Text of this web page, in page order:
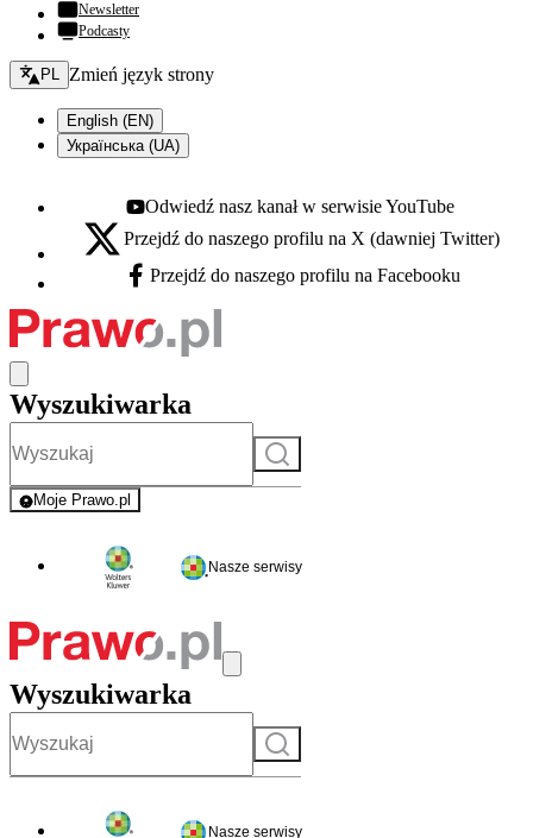
Newsletter
Podcasty
Zmień język - bieżący:
PL Zmień język strony
English (EN)
Українська (UA)
Youtube - otwiera się w nowej karcie
Odwiedź nasz kanał w serwisie YouTube
X - otwiera się w nowej karcie
Przejdź do naszego profilu na X (dawniej Twitter)
Facebook - otwiera się w nowej karcie
Przejdź do naszego profilu na Facebooku
Wyszukiwarka
Szukaj
Moje Prawo.pl
- rejestracja i logowanie do serwisu
Nasze serwisy
Wyszukiwarka
Szukaj
Nasze serwisy